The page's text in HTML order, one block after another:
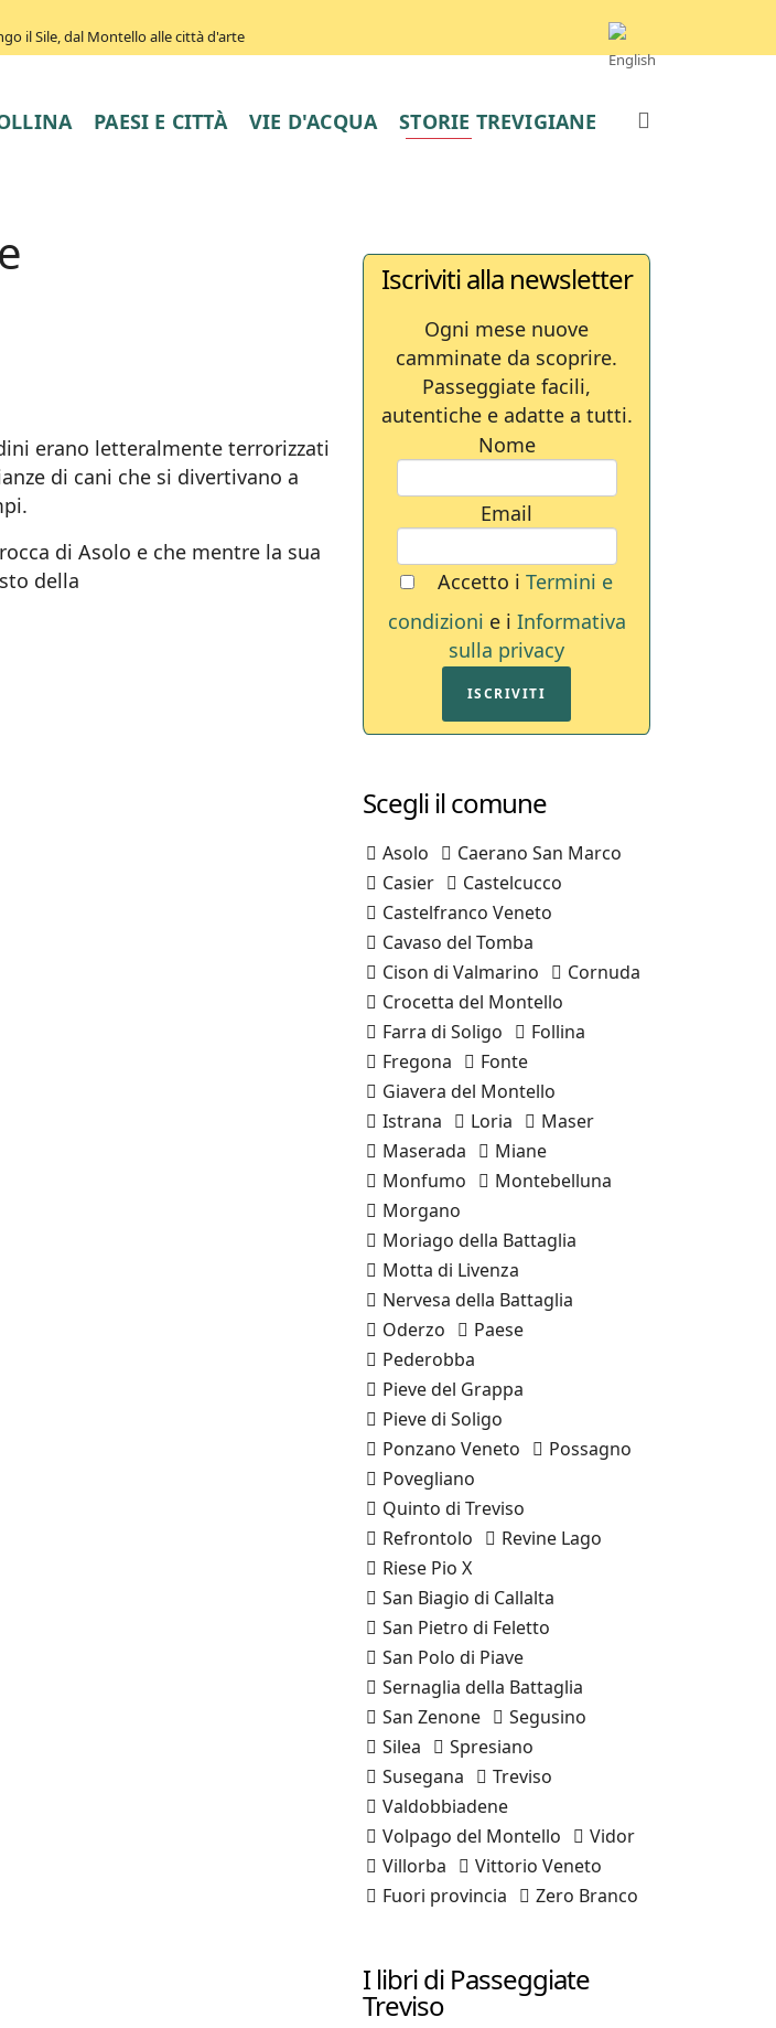
il Sile, dal Montello alle città d'arte
PAESI E CITTÀ VIE D'ACQUA STORIE TREVIGIANE
erano letteralmente terrorizzati
di cani che si divertivano a
di Asolo e che mentre la sua
della
Iscriviti alla newsletter
Ogni mese nuove
camminate da scoprire.
Passeggiate facili,
autentiche e adatte a tutti.
Nome
Email
Accetto i Termini e
condizioni e i Informativa
sulla privacy
ISCRIVITI
Scegli il comune
Asolo
Caerano San Marco
Casier
Castelcucco
Castelfranco Veneto
Cavaso del Tomba
Cison di Valmarino
Cornuda
Crocetta del Montello
Farra di Soligo
Follina
Fregona
Fonte
Giavera del Montello
Istrana
Loria
Maser
Maserada
Miane
Monfumo
Montebelluna
Morgano
Moriago della Battaglia
Motta di Livenza
Nervesa della Battaglia
Oderzo
Paese
Pederobba
Pieve del Grappa
Pieve di Soligo
Ponzano Veneto
Possagno
Povegliano
Quinto di Treviso
Refrontolo
Revine Lago
Riese Pio X
San Biagio di Callalta
San Pietro di Feletto
San Polo di Piave
Sernaglia della Battaglia
San Zenone
Segusino
Silea
Spresiano
Susegana
Treviso
Valdobbiadene
Volpago del Montello
Vidor
Villorba
Vittorio Veneto
Fuori provincia
Zero Branco
I libri di Passeggiate
Treviso